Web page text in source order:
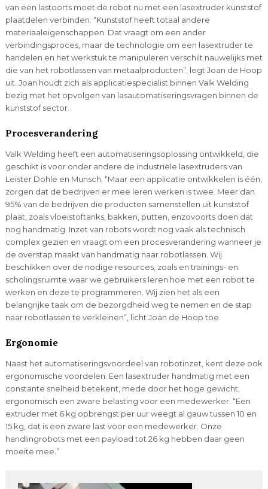
van een lastoorts moet de robot nu met een lasextruder kunststof
plaatdelen verbinden. “Kunststof heeft totaal andere
materiaaleigenschappen. Dat vraagt om een ander
verbindingsproces, maar de technologie om een lasextruder te
handelen en het werkstuk te manipuleren verschilt nauwelijks met
die van het robotlassen van metaalproducten”, legt Joan de Hoop
uit. Joan houdt zich als applicatiespecialist binnen Valk Welding
bezig met het opvolgen van lasautomatiseringsvragen binnen de
kunststof sector.
Procesverandering
Valk Welding heeft een automatiseringsoplossing ontwikkeld, die
geschikt is voor onder andere de industriële lasextruders van
Leister Dohle en Munsch. “Maar een applicatie ontwikkelen is één,
zorgen dat de bedrijven er mee leren werken is twee. Meer dan
95% van de bedrijven die producten samenstellen uit kunststof
plaat, zoals vloeistoftanks, bakken, putten, enzovoorts doen dat
nog handmatig. Inzet van robots wordt nog vaak als technisch
complex gezien en vraagt om een procesverandering wanneer je
de overstap maakt van handmatig naar robotlassen. Wij
beschikken over de nodige resources, zoals en trainings- en
scholingsruimte waar we gebruikers leren hoe met een robot te
werken en deze te programmeren. Wij zien het als een
belangrijke taak om de bezorgdheid weg te nemen en de stap
naar robotlassen te verkleinen”, licht Joan de Hoop toe.
Ergonomie
Naast het automatiseringsvoordeel van robotinzet, kent deze ook
ergonomische voordelen. Een lasextruder handmatig met een
constante snelheid betekent, mede door het hoge gewicht,
ergonomisch een zware belasting voor een medewerker. “Een
extruder met 6 kg opbrengst per uur weegt al gauw tussen 10 en
15 kg, dat is een zware last voor een medewerker. Onze
handlingrobots met een payload tot 26 kg hebben daar geen
moeite mee.”